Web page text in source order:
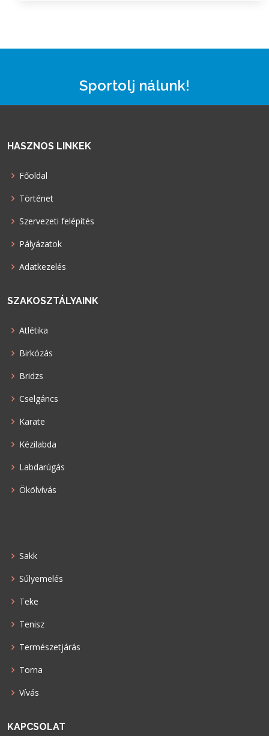
Sportolj nálunk!
HASZNOS LINKEK
Főoldal
Történet
Szervezeti felépítés
Pályázatok
Adatkezelés
SZAKOSZTÁLYAINK
Atlétika
Birkózás
Bridzs
Cselgáncs
Karate
Kézilabda
Labdarúgás
Ökölvívás
Sakk
Súlyemelés
Teke
Tenisz
Természetjárás
Torna
Vívás
KAPCSOLAT